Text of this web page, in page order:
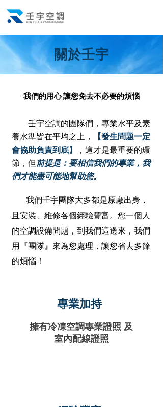
關於壬宇
壬宇空調的團隊們，專業水平及素
養水準皆在平均之上，
【發生問題一定
會協助負責到底】
，這才是最重要的環
節，但 前提是：要相信我們的專業，我
們才能盡可能地幫助您。
我們壬宇團隊大多都是原廠出身，
且安裝、維修各個經驗豐富。您一個人
的空調設備問題，到我們這邊來，我們
用『團隊』來為您處理，讓您省去多餘
的煩惱！
我們的用心 讓您免去不必要的煩惱
​擁有冷凍空調專業證照 及
室內配線證照
專業加持